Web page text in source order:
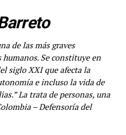
de las más graves
Se constituye en
siglo XXI que afecta la
e incluso la vida de
” La trata de personas, una
– Defensoría del